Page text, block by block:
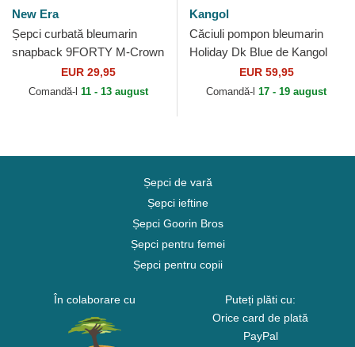
New Era
Șepci curbată bleumarin
snapback 9FORTY M-Crown
Team de Seattle Seahawks
NFL de New Era
EUR 29,95
Comandă-l 11 - 13 august
Kangol
Căciuli pompon bleumarin
Holiday Dk Blue de Kangol
EUR 59,95
Comandă-l 17 - 19 august
Șepci de vară
Șepci ieftine
Șepci Goorin Bros
Șepci pentru femei
Șepci pentru copii
În colaborare cu
Puteți plăti cu:
Orice card de plată
PayPal